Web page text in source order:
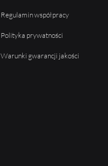
Regulamin współpracy
Polityka prywatności
Warunki gwarancji jakości